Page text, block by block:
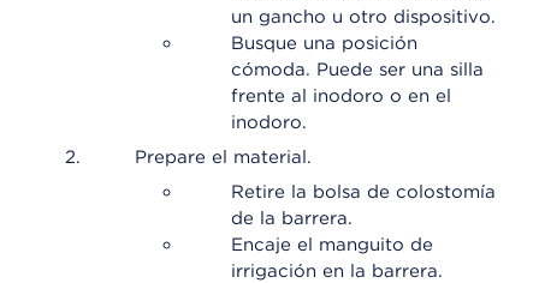
un gancho u otro dispositivo.
Busque una posición
cómoda. Puede ser una silla
frente al inodoro o en el
inodoro.
Prepare el material.
Retire la bolsa de colostomía
de la barrera.
Encaje el manguito de
irrigación en la barrera.